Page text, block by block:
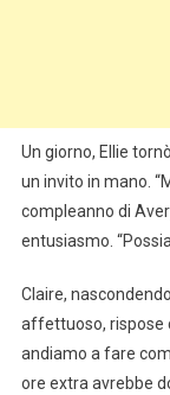
Un giorno, Ellie
un invito in mano.
compleanno di
entusiasmo.
Claire,
affettuoso, rispose
andiamo a fare
ore extra avrebbe